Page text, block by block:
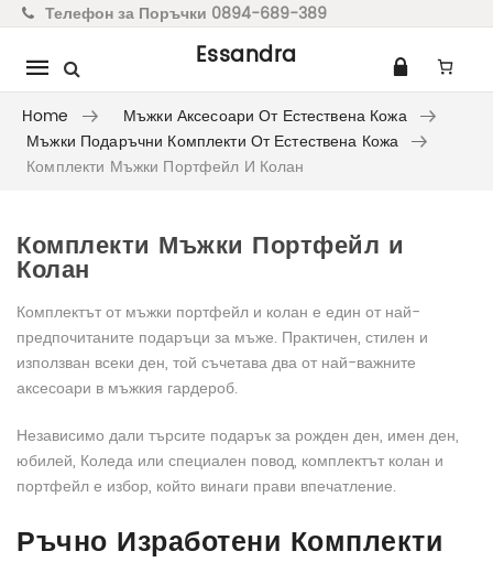
Телефон за Поръчки 0894-689-389
Mobile
navigation
Essandra
Home
Мъжки Аксесоари От Естествена Кожа
Мъжки Подаръчни Комплекти От Естествена Кожа
Комплекти Мъжки Портфейл И Колан
Skip to content
Комплекти Мъжки Портфейл и
Колан
Комплектът от мъжки портфейл и колан е един от най-
предпочитаните подаръци за мъже. Практичен, стилен и
използван всеки ден, той съчетава два от най-важните
аксесоари в мъжкия гардероб.
Независимо дали търсите подарък за рожден ден, имен ден,
юбилей, Коледа или специален повод, комплектът колан и
портфейл е избор, който винаги прави впечатление.
Ръчно Изработени Комплекти